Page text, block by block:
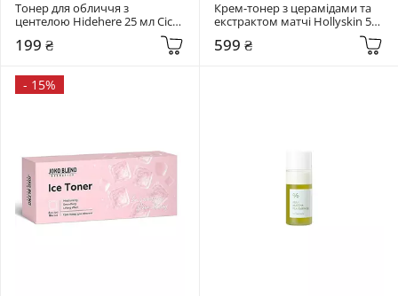
Тонер для обличчя з
центелою Hidehere 25 мл Cica
199 ₴
Крем-тонер з церамідами та
екстрактом матчі Hollyskin 50
599 ₴
- 15%